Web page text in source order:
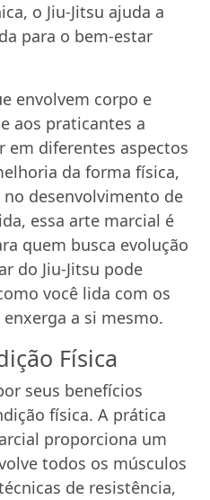
o Jiu-Jitsu ajuda a
para o bem-estar
envolvem corpo e
aos praticantes a
em diferentes aspectos
da forma física,
desenvolvimento de
essa arte marcial é
quem busca evolução
do Jiu-Jitsu pode
você lida com os
a si mesmo.
Física
seus benefícios
física. A prática
proporciona um
todos os músculos
de resistência,